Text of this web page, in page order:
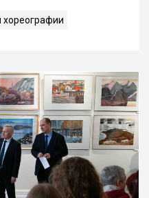
хореографии